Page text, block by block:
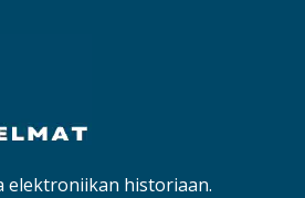
elektroniikan historiaan.